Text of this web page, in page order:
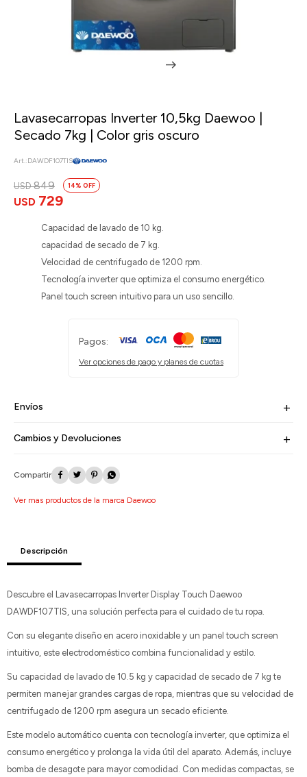
Lavasecarropas Inverter 10,5kg Daewoo |
Secado 7kg | Color gris oscuro
DAWDF107TIS
USD 729
USD 849 14
Capacidad de lavado de 10 kg.
capacidad de secado de 7 kg.
Velocidad de centrifugado de 1200 rpm.
Tecnología inverter que optimiza el consumo energético.
Panel touch screen intuitivo para un uso sencillo.
Pagos:
Ver opciones de pago y planes de cuotas
Envíos
Cambios y Devoluciones
   
Ver mas productos de la marca Daewoo
Descripción
Descubre el Lavasecarropas Inverter Display Touch Daewoo
DAWDF107TIS, una solución perfecta para el cuidado de tu ropa.
Con su elegante diseño en acero inoxidable y un panel touch screen
intuitivo, este electrodoméstico combina funcionalidad y estilo.
Su capacidad de lavado de 10.5 kg y capacidad de secado de 7 kg te
permiten manejar grandes cargas de ropa, mientras que su velocidad de
centrifugado de 1200 rpm asegura un secado eficiente.
Este modelo automático cuenta con tecnología inverter, que optimiza el
consumo energético y prolonga la vida útil del aparato. Además, incluye
bomba de desagote para mayor comodidad. Con medidas compactas, se